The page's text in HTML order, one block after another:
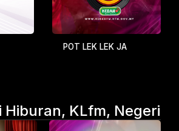
POT LEK LEK JA
Hiburan, KLfm, Negeri